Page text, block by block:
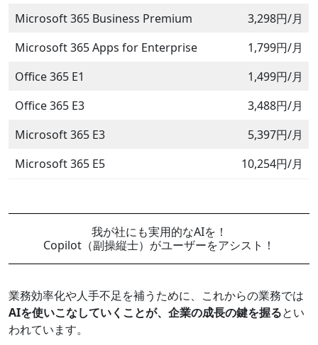
Microsoft 365 Business Premium
3,298円/月
Microsoft 365 Apps for Enterprise
1,799円/月
Office 365 E1
1,499円/月
Office 365 E3
3,488円/月
Microsoft 365 E3
5,397円/月
Microsoft 365 E5
10,254円/月
我が社にも実用的なAIを！
Copilot（副操縦士）がユーザーをアシスト！
業務効率化や人手不足を補うために、これからの業務では
AIを使いこなしていくことが、企業の成長の鍵を握るとい
われています。​